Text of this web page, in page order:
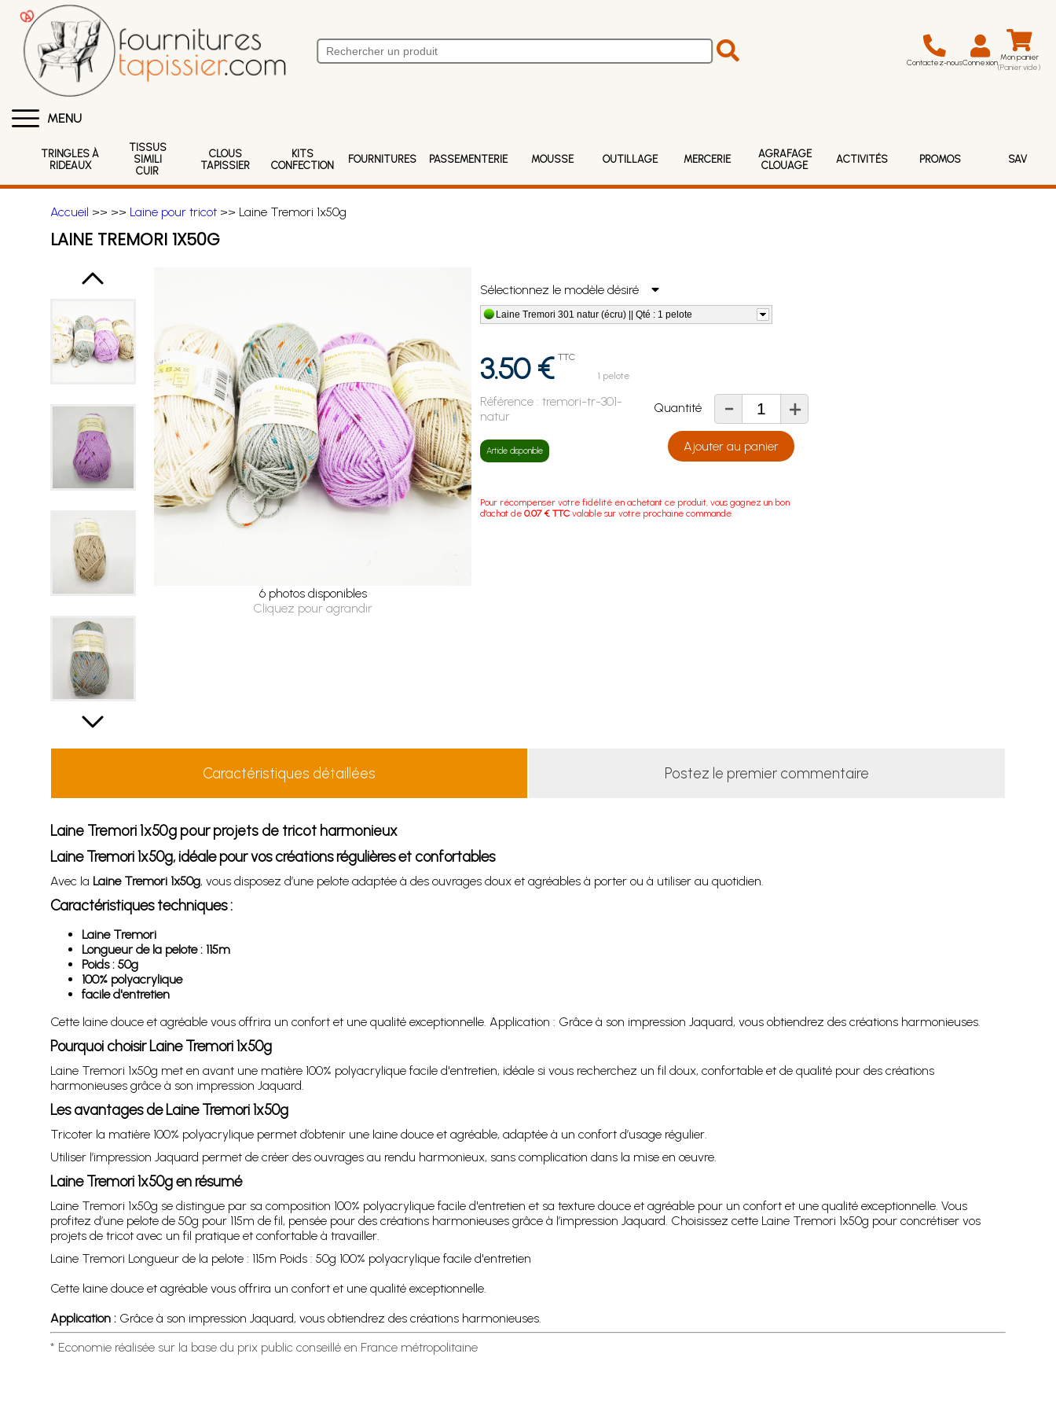
Contactez-nousConnexion Mon panier
(Panier vide)
MENU
TRINGLES À
RIDEAUX
TISSUS
SIMILI
CUIR
CLOUS
TAPISSIER
KITS
CONFECTION
FOURNITURES PASSEMENTERIE MOUSSE OUTILLAGE MERCERIE
AGRAFAGE
CLOUAGE
ACTIVITÉS PROMOS SAV
Accueil >> >> Laine pour tricot>> Laine Tremori 1x50g
LAINE TREMORI 1X50G
6 photos disponibles
Cliquez pour agrandir
Sélectionnez le modèle désiré
Laine Tremori 301 natur (écru) || Qté : 1 pelote
3.50 € TTC
1 pelote
Référence :tremori-tr-301-
natur
Article disponible
Quantité - +
Ajouter au panier
Pour récompenser votre fidélité en achetant ce produit, vous gagnez un bon
d'achat de0.07 € TTC valable sur votre prochaine commande.
Caractéristiques détaillées Postez le premier commentaire
Laine Tremori 1x50g pour projets de tricot harmonieux
Laine Tremori 1x50g, idéale pour vos créations régulières et confortables
Avec la Laine Tremori 1x50g, vous disposez d’une pelote adaptée à des ouvrages doux et agréables à porter ou à utiliser au quotidien.
Caractéristiques techniques :
Laine Tremori
Longueur de la pelote : 115m
Poids : 50g
100% polyacrylique
facile d'entretien
Cette laine douce et agréable vous offrira un confort et une qualité exceptionnelle. Application : Grâce à son impression Jaquard, vous obtiendrez des créations harmonieuses.
Pourquoi choisir Laine Tremori 1x50g
Laine Tremori 1x50g met en avant une matière 100% polyacrylique facile d'entretien, idéale si vous recherchez un fil doux, confortable et de qualité pour des créations
harmonieuses grâce à son impression Jaquard.
Les avantages de Laine Tremori 1x50g
Tricoter la matière 100% polyacrylique permet d’obtenir une laine douce et agréable, adaptée à un confort d’usage régulier.
Utiliser l’impression Jaquard permet de créer des ouvrages au rendu harmonieux, sans complication dans la mise en œuvre.
Laine Tremori 1x50g en résumé
Laine Tremori 1x50g se distingue par sa composition 100% polyacrylique facile d'entretien et sa texture douce et agréable pour un confort et une qualité exceptionnelle. Vous
profitez d’une pelote de 50g pour 115m de fil, pensée pour des créations harmonieuses grâce à l’impression Jaquard. Choisissez cette Laine Tremori 1x50g pour concrétiser vos
projets de tricot avec un fil pratique et confortable à travailler.
Laine Tremori Longueur de la pelote : 115m Poids : 50g 100% polyacrylique facile d'entretien
Cette laine douce et agréable vous offrira un confort et une qualité exceptionnelle.
Application :Grâce à son impression Jaquard, vous obtiendrez des créations harmonieuses.
* Economie réalisée sur la base du prix public conseillé en France métropolitaine